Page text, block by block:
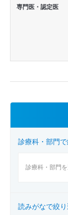
専門医・認定医
診療科・部門
読みがなで絞